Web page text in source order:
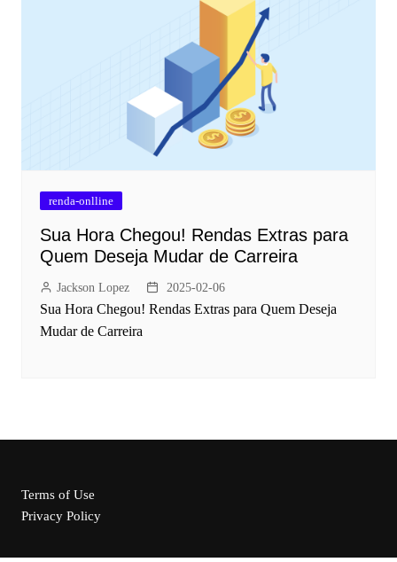
renda-onlline
Sua Hora Chegou! Rendas Extras para
Quem Deseja Mudar de Carreira
Jackson Lopez 2025-02-06
Sua Hora Chegou! Rendas Extras para Quem Deseja
Mudar de Carreira
Terms of Use
Privacy Policy